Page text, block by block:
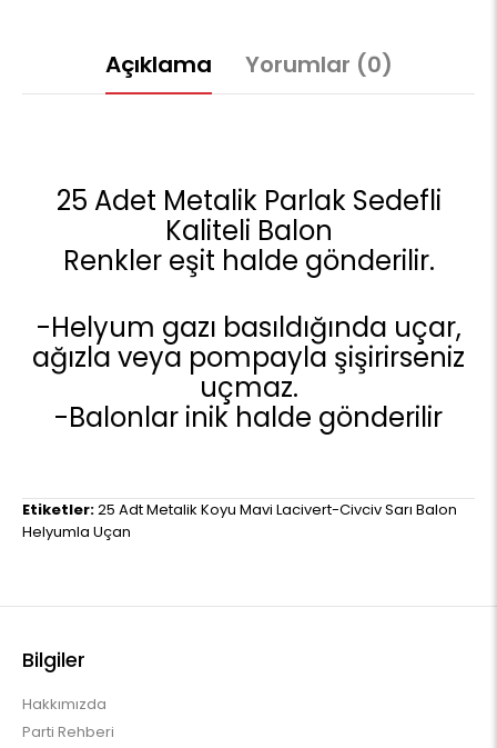
Açıklama Yorumlar (0)
25 Adet Metalik Parlak Sedefli
Kaliteli Balon
Renkler eşit halde gönderilir.
-Helyum gazı basıldığında uçar,
ağızla veya pompayla şişirirseniz
uçmaz.
-Balonlar inik halde gönderilir
Etiketler:25 Adt Metalik Koyu Mavi Lacivert-Civciv Sarı Balon
Helyumla Uçan
Bilgiler
Hakkımızda
Parti Rehberi